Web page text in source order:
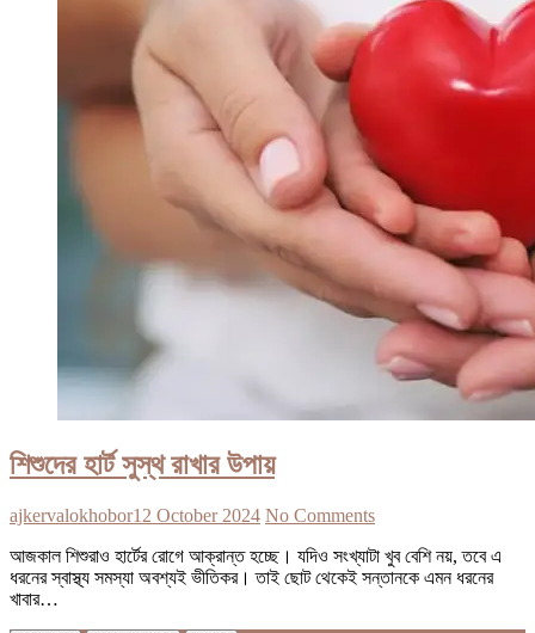
শিশুদের হার্ট সুস্থ রাখার উপায়
ajkervalokhobor12 October 2024 No Comments
আজকাল শিশুরাও হার্টের রোগে আক্রান্ত হচ্ছে। যদিও সংখ্যাটা খুব বেশি নয়, তবে এ
ধরনের স্বাস্থ্য সমস্যা অবশ্যই ভীতিকর। তাই ছোট থেকেই সন্তানকে এমন ধরনের
খাবার…